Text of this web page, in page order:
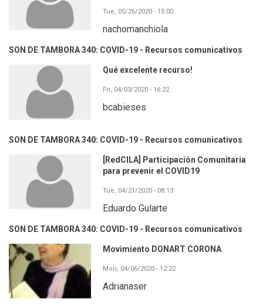
Tue, 05/26/2020 - 15:00
nachomanchiola
SON DE TAMBORA 340: COVID-19 - Recursos comunicativos
Qué excelente recurso!
Fri, 04/03/2020 - 16:22
bcabieses
SON DE TAMBORA 340: COVID-19 - Recursos comunicativos
[RedCILA] Participación Comunitaria
para prevenir el COVID19
Tue, 04/21/2020 - 08:13
Eduardo Gularte
SON DE TAMBORA 340: COVID-19 - Recursos comunicativos
Movimiento DONART CORONA
Mon, 04/06/2020 - 12:22
Adrianaser